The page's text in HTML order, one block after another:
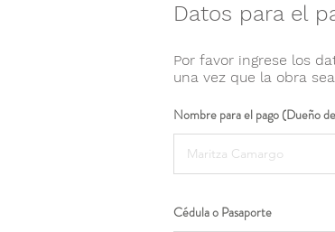
Datos para el
Por favor ingrese los
una vez que la obra
Nombre para el pago (Dueño
Cédula o Pasaporte